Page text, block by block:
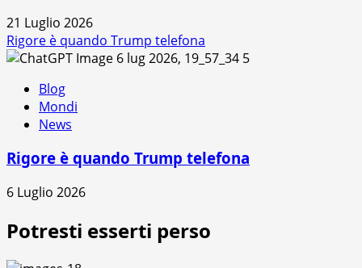
21 Luglio 2026
Rigore è quando Trump telefona
5
Blog
Mondi
News
Rigore è quando Trump telefona
6 Luglio 2026
Potresti esserti perso